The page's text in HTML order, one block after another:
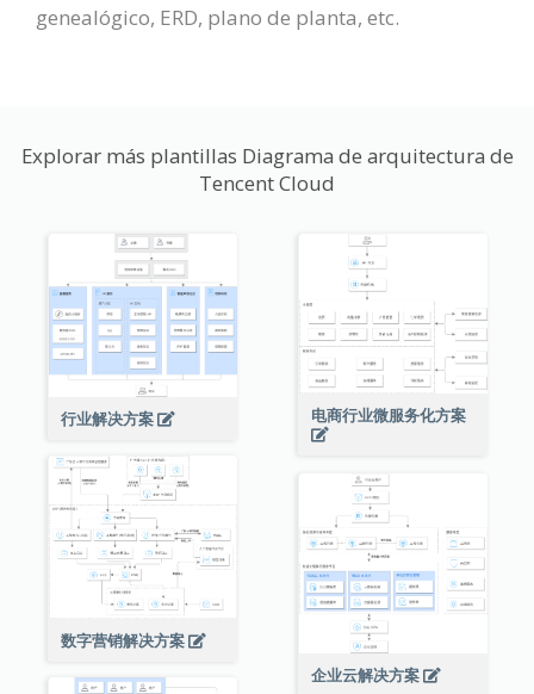
genealógico, ERD, plano de planta, etc.
Explorar más plantillas Diagrama de arquitectura de
Tencent Cloud
行业解决方案 电商行业微服务化方案
数字营销解决方案
企业云解决方案